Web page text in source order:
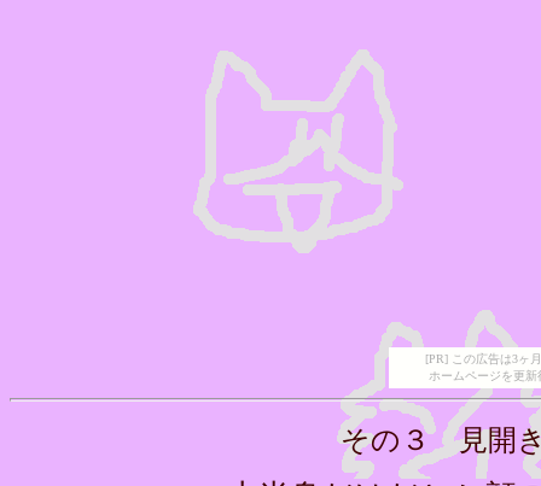
[PR] この広告は3ヶ
ホームページを更
その３ 見開